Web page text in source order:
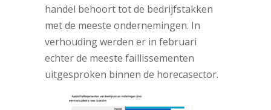
handel behoort tot de bedrijfstakken
met de meeste ondernemingen. In
verhouding werden er in februari
echter de meeste faillissementen
uitgesproken binnen de horecasector.